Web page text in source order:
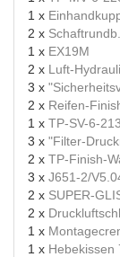
1 x
2 x
1 x EX19M
2 x Luft-
3 x
2 x Reifen-
1 x TP-SV-6-
3 x "Filter-
2 x TP-Finish-
3 x J651-2/
2 x SUPER-
2 x
1 x
1 x Hebekissen